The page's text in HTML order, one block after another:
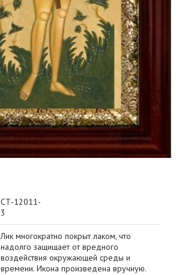
СТ-12011-
3
Лик многократно покрыт лаком, что
надолго защищает от вредного
воздействия окружающей среды и
времени. Икона произведена вручную.